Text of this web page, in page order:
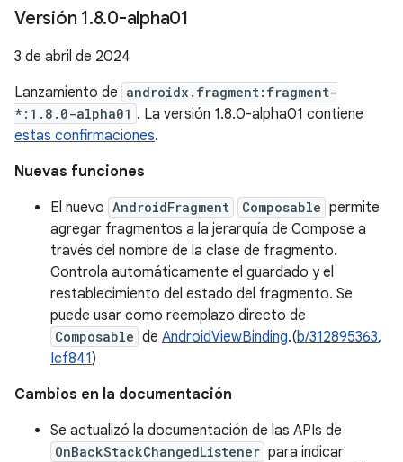
Versión 1.8.0-alpha01
3 de abril de 2024
Lanzamiento de androidx.fragment:fragment-
*:1.8.0-alpha01 . La versión 1.8.0-alpha01 contiene
estas confirmaciones.
Nuevas funciones
El nuevo AndroidFragment Composable permite
agregar fragmentos a la jerarquía de Compose a
través del nombre de la clase de fragmento.
Controla automáticamente el guardado y el
restablecimiento del estado del fragmento. Se
puede usar como reemplazo directo de
Composable de AndroidViewBinding.(b/312895363,
Icf841)
Cambios en la documentación
Se actualizó la documentación de las APIs de
OnBackStackChangedListener para indicar